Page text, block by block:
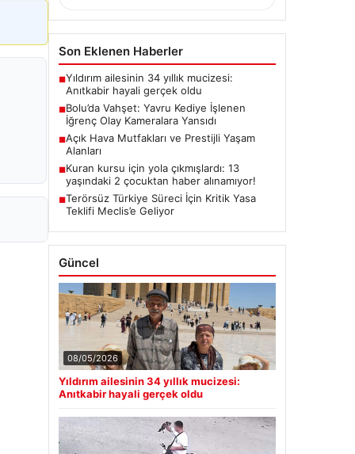
Son Eklenen Haberler
■Yıldırım ailesinin 34 yıllık mucizesi:
Anıtkabir hayali gerçek oldu
■Bolu’da Vahşet: Yavru Kediye İşlenen
İğrenç Olay Kameralara Yansıdı
■Açık Hava Mutfakları ve Prestijli Yaşam
Alanları
■Kuran kursu için yola çıkmışlardı: 13
yaşındaki 2 çocuktan haber alınamıyor!
■Terörsüz Türkiye Süreci İçin Kritik Yasa
Teklifi Meclis’e Geliyor
Güncel
08/05/2026
Yıldırım ailesinin 34 yıllık mucizesi:
Anıtkabir hayali gerçek oldu